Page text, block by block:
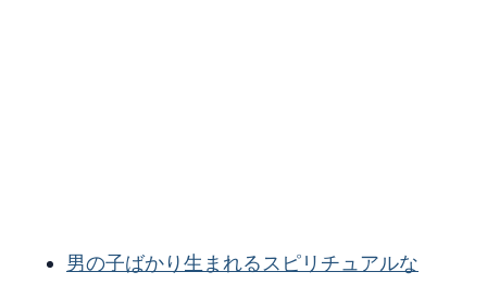
男の子ばかり生まれるスピリチュアルな